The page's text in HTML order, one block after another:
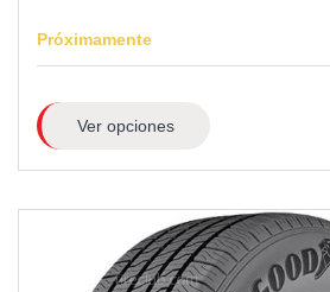
Próximamente
Ver opciones